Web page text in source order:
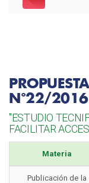
N°22/2016
"ESTUDIO
FACILITAR
Materia
Publicación de la